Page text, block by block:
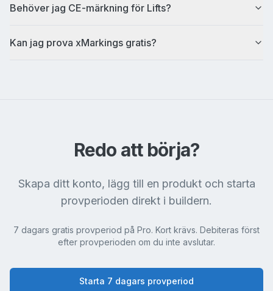
Behöver jag CE-märkning för Lifts?
Kan jag prova xMarkings gratis?
Redo att börja?
Skapa ditt konto, lägg till en produkt och starta
provperioden direkt i buildern.
7 dagars gratis provperiod på Pro. Kort krävs. Debiteras först
efter provperioden om du inte avslutar.
Starta 7 dagars provperiod